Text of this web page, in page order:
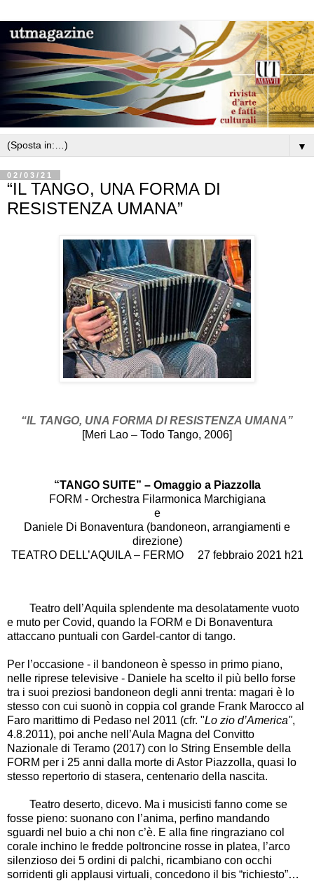
▼
02/03/21
“IL TANGO, UNA FORMA DI
RESISTENZA UMANA”
“IL TANGO, UNA FORMA DI RESISTENZA UMANA”
[Meri Lao – Todo Tango, 2006]
“TANGO SUITE” – Omaggio a Piazzolla
FORM - Orchestra Filarmonica Marchigiana
e
Daniele Di Bonaventura (bandoneon, arrangiamenti e
direzione)
TEATRO DELL’AQUILA – FERMO 27 febbraio 2021 h21
Teatro dell’Aquila splendente ma desolatamente vuoto
e muto per Covid, quando la FORM e Di Bonaventura
attaccano puntuali con Gardel-cantor di tango.
Per l’occasione - il bandoneon è spesso in primo piano,
nelle riprese televisive - Daniele ha scelto il più bello forse
tra i suoi preziosi bandoneon degli anni trenta: magari è lo
stesso con cui suonò in coppia col grande Frank Marocco al
Faro marittimo di Pedaso nel 2011 (cfr. "Lo zio d’America",
4.8.2011), poi anche nell’Aula Magna del Convitto
Nazionale di Teramo (2017) con lo String Ensemble della
FORM per i 25 anni dalla morte di Astor Piazzolla, quasi lo
stesso repertorio di stasera, centenario della nascita.
Teatro deserto, dicevo. Ma i musicisti fanno come se
fosse pieno: suonano con l’anima, perfino mandando
sguardi nel buio a chi non c’è. E alla fine ringraziano col
corale inchino le fredde poltroncine rosse in platea, l’arco
silenzioso dei 5 ordini di palchi, ricambiano con occhi
sorridenti gli applausi virtuali, concedono il bis “richiesto”…